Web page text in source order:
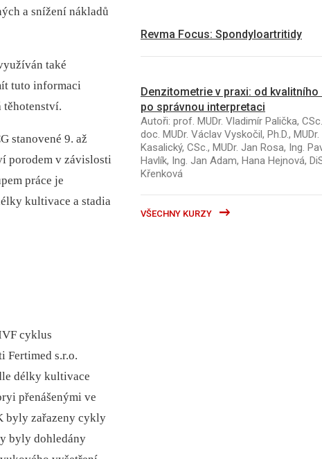
a snížení nákladů
také
tuto informaci
těhotenství.
stanovené 9. až
porodem v závislosti
práce je
kultivace a stadia
cyklus
Fertimed s.r.o.
délky kultivace
přenášenými ve
byly zařazeny cykly
byly dohledány
Revma Focus: Spondyloartritidy
Denzitometrie v praxi: od kvalitního
po správnou interpretaci
Autoři: prof. MUDr. Vladimír Palička,
doc. MUDr. Václav Vyskočil, Ph.D.,
Kasalický, CSc., MUDr. Jan Rosa, Ing.
Havlík, Ing. Jan Adam, Hana Hejnová,
Křenková
VŠECHNY KURZY